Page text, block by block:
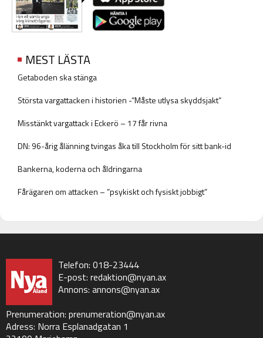
MEST LÄSTA
Getaboden ska stänga
Största vargattacken i historien -”Måste utlysa skyddsjakt”
Misstänkt vargattack i Eckerö – 17 får rivna
DN: 96-årig ålänning tvingas åka till Stockholm för sitt bank-id
Bankerna, koderna och åldringarna
Fårägaren om attacken – ”psykiskt och fysiskt jobbigt”
Telefon: 018-23444
E-post: redaktion@nyan.ax
Annons: annons@nyan.ax
Prenumeration: prenumeration@nyan.ax
Adress: Norra Esplanadgatan 1